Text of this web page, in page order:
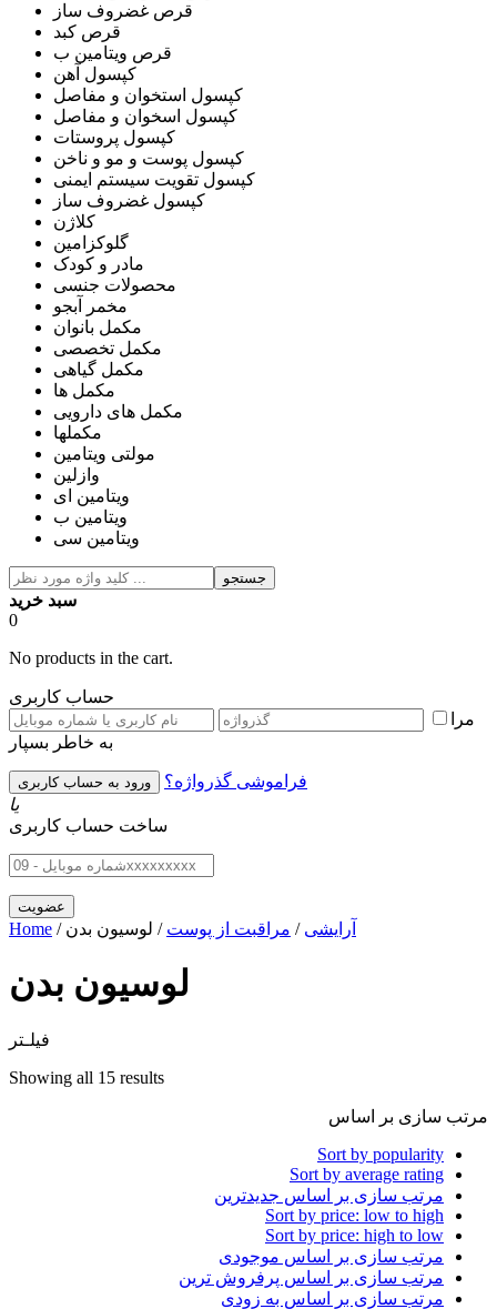
قرص غضروف ساز
قرص کبد
قرص ویتامین ب
کپسول آهن
کپسول استخوان و مفاصل
کپسول اسخوان و مفاصل
کپسول پروستات
کپسول پوست و مو و ناخن
کپسول تقویت سیستم ایمنی
کپسول غضروف ساز
کلاژن
گلوکزامین
مادر و کودک
محصولات جنسی
مخمر آبجو
مکمل بانوان
مکمل تخصصی
مکمل گیاهی
مکمل ها
مکمل های دارویی
مکملها
مولتی ویتامین
وازلین
ویتامین ای
ویتامین ب
ویتامین سی
جستجو
سبد خرید
0
No products in the cart.
حساب کاربری
مرا
به خاطر بسپار
فراموشی گذرواژه؟
یا
ساخت حساب کاربری
Home / آرایشی / مراقبت از پوست / لوسیون بدن
لوسیون بدن
فیلـتر
Showing all 15 results
مرتب سازی بر اساس
Sort by popularity
Sort by average rating
مرتب سازی بر اساس جدیدترین
Sort by price: low to high
Sort by price: high to low
مرتب سازی بر اساس موجودی
مرتب سازی بر اساس پرفروش ترین
مرتب سازی بر اساس به زودی